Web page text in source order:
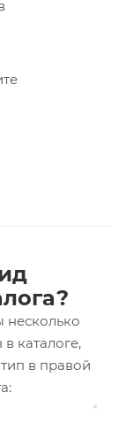
несколько
каталоге,
в правой